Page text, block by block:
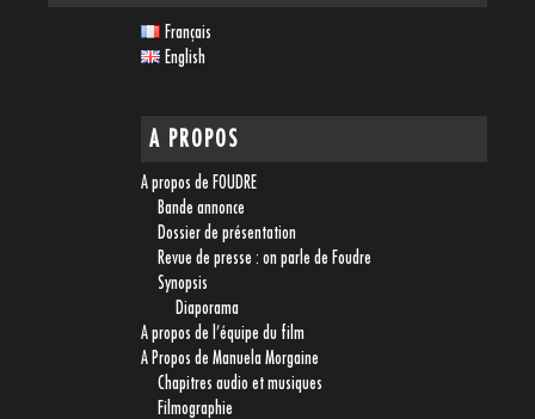
Français
English
A PROPOS
A propos de FOUDRE
Bande annonce
Dossier de présentation
Revue de presse : on parle de Foudre
Synopsis
Diaporama
A propos de l’équipe du film
A Propos de Manuela Morgaine
Chapitres audio et musiques
Filmographie